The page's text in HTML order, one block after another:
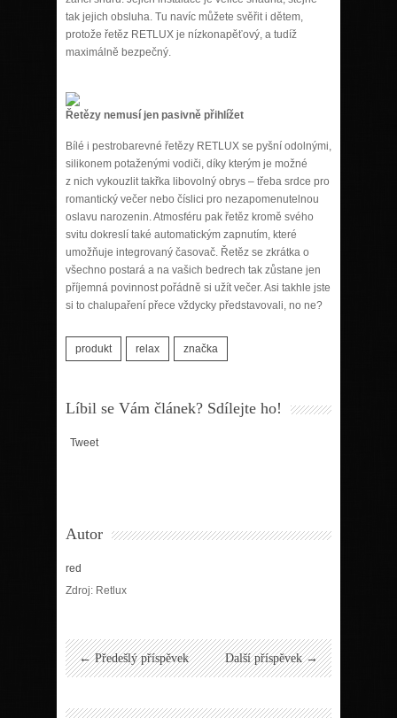
tak jejich obsluha. Tu navíc můžete svěřit i dětem,
protože řetěz RETLUX je nízkonapěťový, a tudíž
maximálně bezpečný.
Řetězy nemusí jen pasivně přihlížet
Bílé i pestrobarevné řetězy RETLUX se pyšní odolnými,
silikonem potaženými vodiči, díky kterým je možné
z nich vykouzlit takřka libovolný obrys – třeba srdce pro
romantický večer nebo číslici pro nezapomenutelnou
oslavu narozenin. Atmosféru pak řetěz kromě svého
svitu dokreslí také automatickým zapnutím, které
umožňuje integrovaný časovač. Řetěz se zkrátka o
všechno postará a na vašich bedrech tak zůstane jen
příjemná povinnost pořádně si užít večer. Asi takhle jste
si to chalupaření přece vždycky představovali, no ne?
produkt relax značka
Líbil se Vám článek? Sdílejte ho!
Tweet
Autor
red
Zdroj: Retlux
← Předešlý příspěvek Další příspěvek →